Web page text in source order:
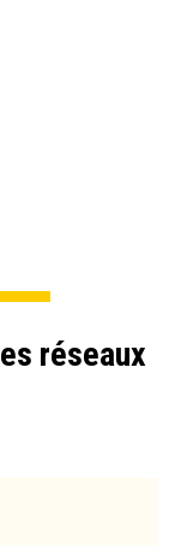
réseaux